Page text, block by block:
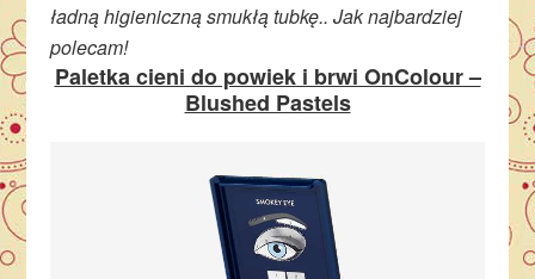
ładną higieniczną smukłą tubkę.. Jak najbardziej
polecam!
Paletka cieni do powiek i brwi OnColour –
Blushed Pastels